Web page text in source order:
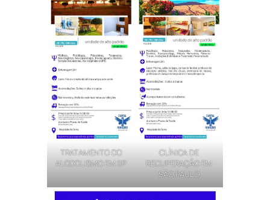
TRATAMENTO DO
ALCOOLISMO EM SP
CLÍNICA DE
RECUPERAÇÃO EM
SÃO PAULO